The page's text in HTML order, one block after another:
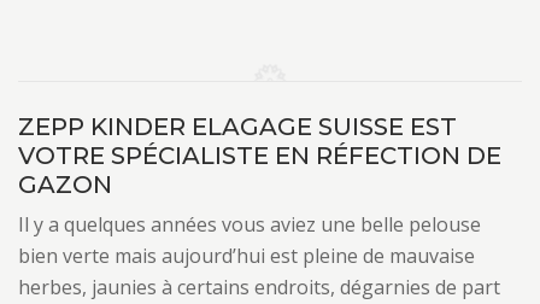
ZEPP KINDER ELAGAGE SUISSE EST
VOTRE SPÉCIALISTE EN RÉFECTION DE
GAZON
Il y a quelques années vous aviez une belle pelouse
bien verte mais aujourd’hui est pleine de mauvaise
herbes, jaunies à certains endroits, dégarnies de part